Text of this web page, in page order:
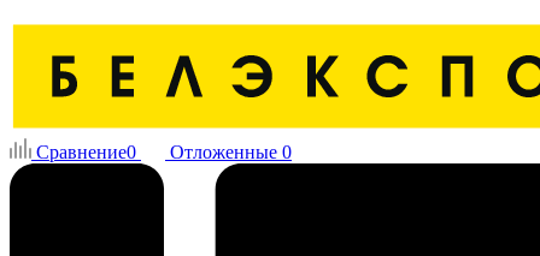
Сравнение0 Отложенные 0